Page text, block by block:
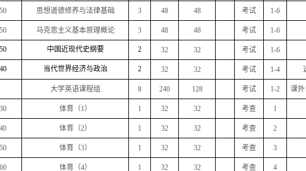
思想道德修养与法律基础 3 48 48 考试 1-6
马克思主义基本原理概论 3 48 48 考试 1-6
中国近现代史纲要 2 32 32 考试 1-6
当代世界经济与政治 2 32 32 考试 1-4
大学英语课程组 8 240 128 考试 1-2 课外
体育（1） 1 32 32 考查 1
体育（2） 1 32 32 考查 2
体育（3） 1 32 32 考查 3
体育（4） 1 32 32 考查 4